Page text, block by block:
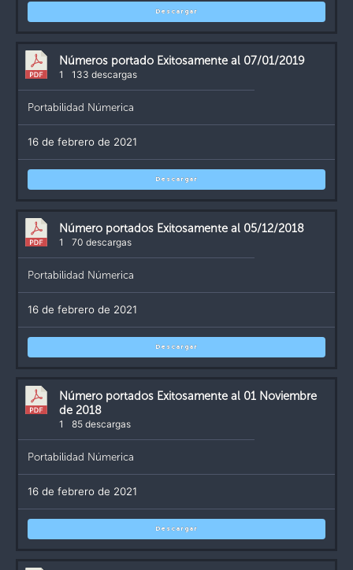
Descargar
Números portado Exitosamente al 07/01/2019
1 133 descargas
Portabilidad Númerica
16 de febrero de 2021
Descargar
Número portados Exitosamente al 05/12/2018
1 70 descargas
Portabilidad Númerica
16 de febrero de 2021
Descargar
Número portados Exitosamente al 01 Noviembre
de 2018
1 85 descargas
Portabilidad Númerica
16 de febrero de 2021
Descargar